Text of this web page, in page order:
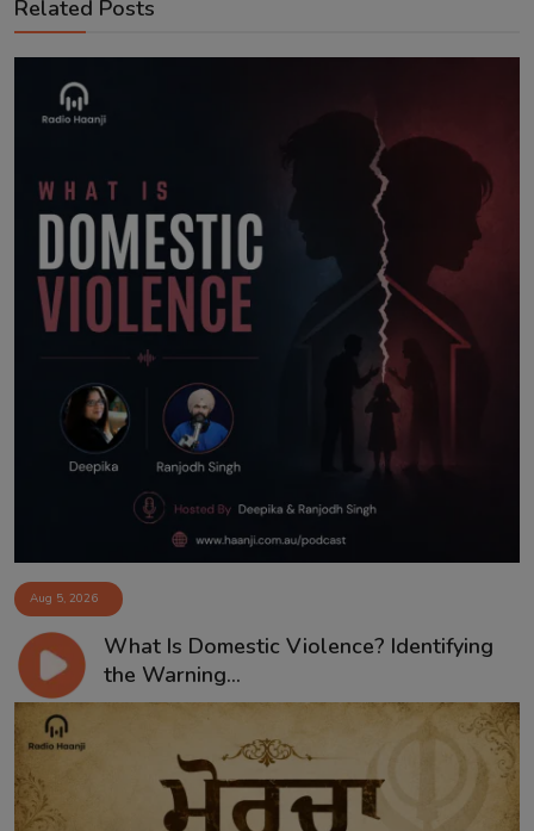
Related Posts
Aug 5, 2026
What Is Domestic Violence? Identifying
the Warning...